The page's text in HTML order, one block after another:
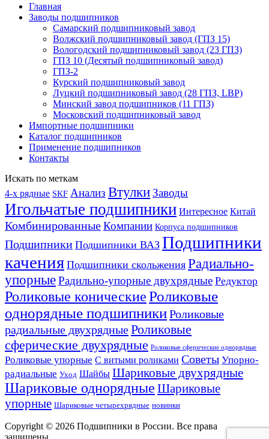
Главная
Заводы подшипников
Cамарский подшипниковый завод
Волжский подшипниковый завод (ГПЗ 15)
Вологодский подшипниковый завод (23 ГПЗ)
ГПЗ 10 (Десятый подшипниковый завод)
ГПЗ-2
Курский подшипниковый завод
Луцкий подшипниковый завод (28 ГПЗ, LBP)
Минский завод подшипников (11 ГПЗ)
Московский подшипниковый завод
Импортные подшипники
Каталог подшипников
Применение подшипников
Контакты
Искать по меткам
4-х рядные SKF Анализ Втулки Заводы
Игольчатые подшипники Интересное Китай
КомбинированныеКомпании Корпуса подшипников
Подшипники Подшипники ВАЗ Подшипники
качения Подшипники скольжения Радиально-
упорныеРадильно-упорные двухрядные Редуктор
Роликовые коническиеРоликовые
однорядные подшипникиРоликовые
радиальные двухрядныеРоликовые
сферические двухрядные Роликовые сферические однорядные
Роликовые упорные С витыми роликами Советы Упорно-
радиальные Уход Шайбы Шариковые двухрядные
Шариковые однорядные Шариковые
упорные Шариковые четырехрядные новинки
Copyright © 2026 Подшипники в России. Все права
защищены.